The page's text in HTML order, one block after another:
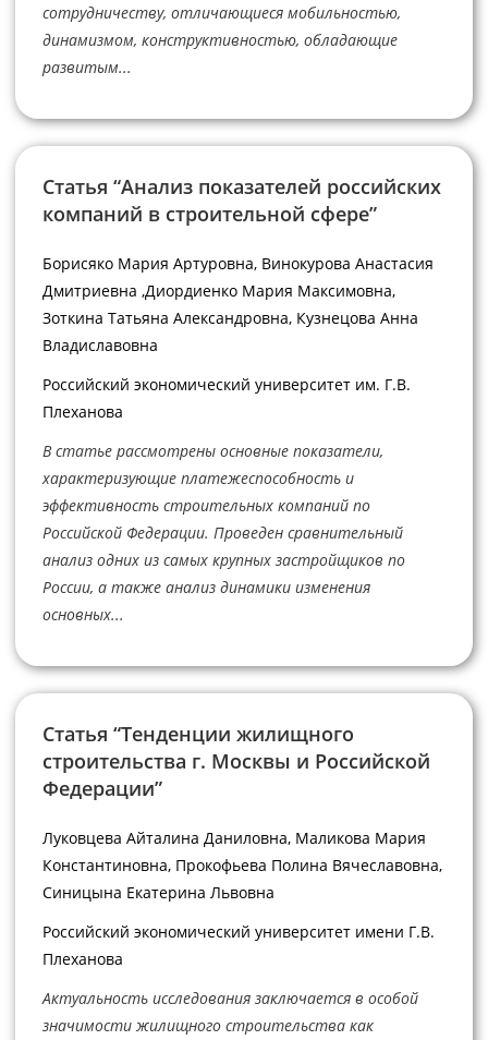
сотрудничеству, отличающиеся мобильностью,
динамизмом, конструктивностью, обладающие
развитым...
Статья “Анализ показателей российских
компаний в строительной сфере”
Борисяко Мария Артуровна, Винокурова Анастасия
Дмитриевна ,Диордиенко Мария Максимовна,
Зоткина Татьяна Александровна, Кузнецова Анна
Владиславовна
Российский экономический университет им. Г.В.
Плеханова
В статье рассмотрены основные показатели,
характеризующие платежеспособность и
эффективность строительных компаний по
Российской Федерации. Проведен сравнительный
анализ одних из самых крупных застройщиков по
России, а также анализ динамики изменения
основных...
Статья “Тенденции жилищного
строительства г. Москвы и Российской
Федерации”
Луковцева Айталина Даниловна, Маликова Мария
Константиновна, Прокофьева Полина Вячеславовна,
Синицына Екатерина Львовна
Российский экономический университет имени Г.В.
Плеханова
Актуальность исследования заключается в особой
значимости жилищного строительства как